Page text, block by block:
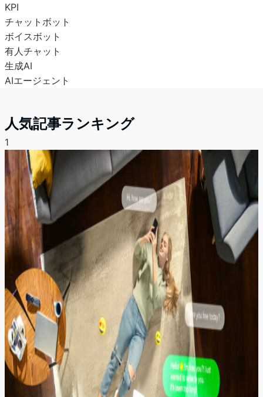
KPI
チャットボット
ボイスボット
有人チャット
生成AI
AIエージェント
人気記事ランキング
1